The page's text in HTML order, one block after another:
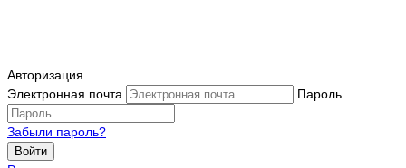
Авторизация
Электронная почта
Пароль
Забыли пароль?
Войти